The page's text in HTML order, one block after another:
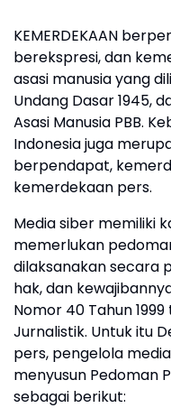
KEMERDEKAAN
berekspresi, dan
asasi manusia yang
Undang Dasar 1945,
Asasi Manusia PBB.
Indonesia juga
berpendapat,
kemerdekaan pers.
Media siber memiliki
memerlukan
dilaksanakan secara
hak, dan
Nomor 40 Tahun
Jurnalistik. Untuk itu
pers, pengelola
menyusun Pedoman
sebagai berikut: